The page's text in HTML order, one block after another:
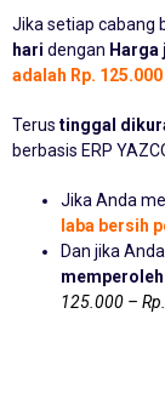
Jika setiap cabang
hari dengan Harga
adalah Rp. 125.000
Terus tinggal
berbasis ERP
Jika Anda
laba bersih
Dan jika
memperoleh
125.000 –